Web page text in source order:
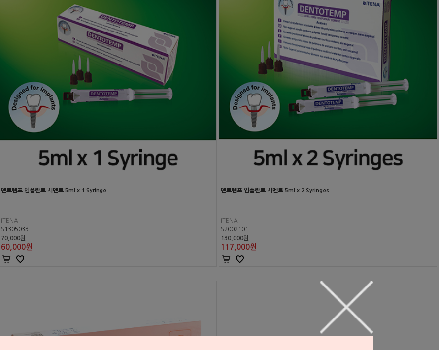
덴토템프 임플란트 시멘트 5ml x 1 Syringe
iTENA
S1305033
70,000원
60,000원
덴토템프 임플란트 시멘트 5ml x 2 Syringes
iTENA
S2002101
130,000원
117,000원